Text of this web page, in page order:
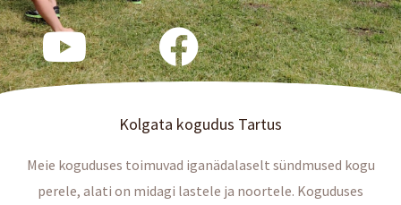
Kolgata kogudus Tartus
Meie koguduses toimuvad iganädalaselt sündmused kogu
perele, alati on midagi lastele ja noortele. Koguduses